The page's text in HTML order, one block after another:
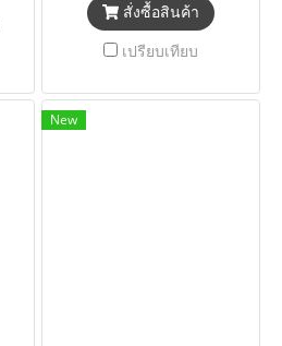
สั่งซื้อสินค้า
เปรียบเทียบ
New